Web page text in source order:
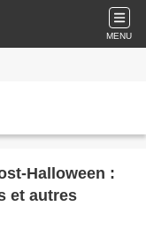
MENU
Halloween :
et autres